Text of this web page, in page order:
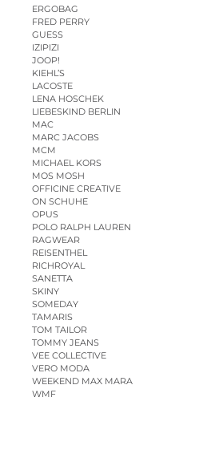
ERGOBAG
FRED PERRY
GUESS
IZIPIZI
JOOP!
KIEHL’S
LACOSTE
LENA HOSCHEK
LIEBESKIND BERLIN
MAC
MARC JACOBS
MCM
MICHAEL KORS
MOS MOSH
OFFICINE CREATIVE
ON SCHUHE
OPUS
POLO RALPH LAUREN
RAGWEAR
REISENTHEL
RICHROYAL
SANETTA
SKINY
SOMEDAY
TAMARIS
TOM TAILOR
TOMMY JEANS
VEE COLLECTIVE
VERO MODA
WEEKEND MAX MARA
WMF